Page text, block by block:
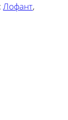
Лофант,